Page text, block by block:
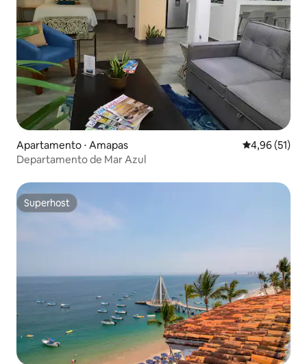
Apartamento ⋅ Amapas 4,96 de uma
4,96 (51)
Departamento de Mar Azul
Superhost
Superhost